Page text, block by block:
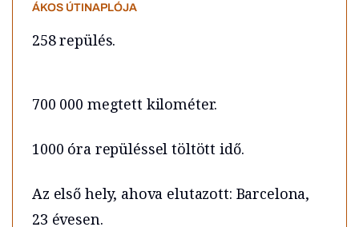
ÁKOS ÚTINAPLÓJA
258 repülés.
700 000 megtett kilométer.
1000 óra repüléssel töltött idő.
Az első hely, ahova elutazott: Barcelona,
23 évesen.